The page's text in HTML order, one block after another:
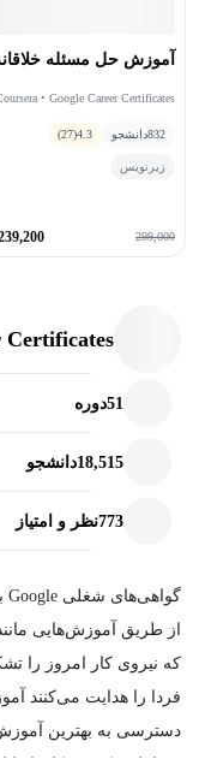
آموزش حل مسئله
• Google Career Certificates
832دانشجو 4.3
(27)
زیرنویس
299,000
Certificates
51دوره
18,515دانشجو
773نظر و امتیاز
از طریق آموزش‌هایی
که نیروی کار امروز را
فردا را هدایت می‌کنند